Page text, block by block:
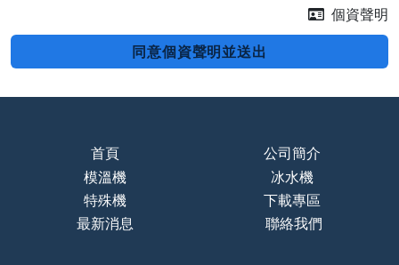
個資聲明
同意個資聲明並送出
首頁
公司簡介
模溫機
冰水機
特殊機
下載專區
最新消息
聯絡我們